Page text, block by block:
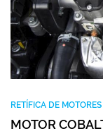
RETÍFICA DE MOTORES
MOTOR